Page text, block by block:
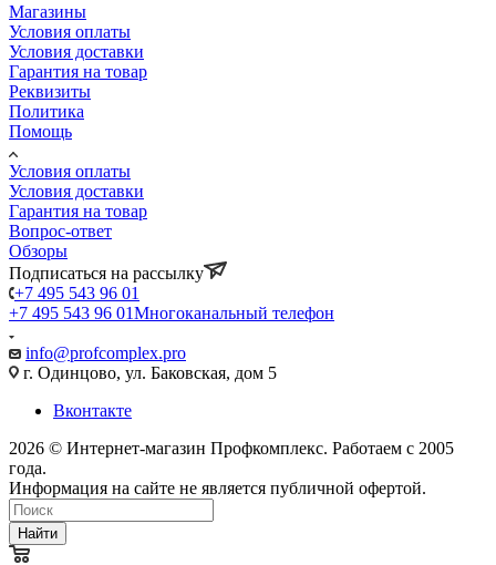
Магазины
Условия оплаты
Условия доставки
Гарантия на товар
Реквизиты
Политика
Помощь
Условия оплаты
Условия доставки
Гарантия на товар
Вопрос-ответ
Обзоры
Подписаться на рассылку
+7 495 543 96 01
+7 495 543 96 01Многоканальный телефон
info@profcomplex.pro
г. Одинцово, ул. Баковская, дом 5
Вконтакте
2026 © Интернет-магазин Профкомплекс. Работаем с 2005
года.
Информация на сайте не является публичной офертой.
Найти